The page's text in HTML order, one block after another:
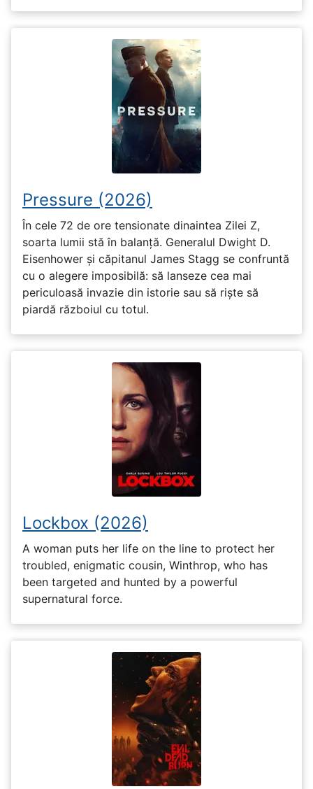
Pressure (2026)
În cele 72 de ore tensionate dinaintea Zilei Z,
soarta lumii stă în balanță. Generalul Dwight D.
Eisenhower și căpitanul James Stagg se confruntă
cu o alegere imposibilă: să lanseze cea mai
periculoasă invazie din istorie sau să riște să
piardă războiul cu totul.
Lockbox (2026)
A woman puts her life on the line to protect her
troubled, enigmatic cousin, Winthrop, who has
been targeted and hunted by a powerful
supernatural force.